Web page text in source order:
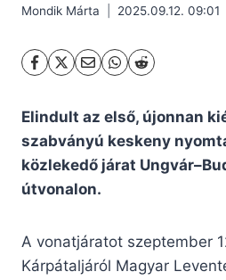
Mondik Márta 2025.09.12. 09:01
Elindult az első, újonnan
szabványú keskeny
közlekedő járat
útvonalon.
A vonatjáratot szeptember
Kárpátaljáról Magyar